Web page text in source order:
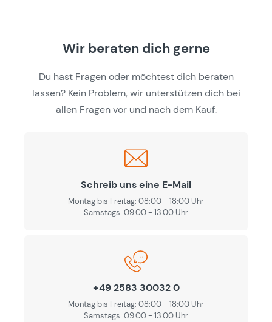
Wir beraten dich gerne
Du hast Fragen oder möchtest dich beraten
lassen? Kein Problem, wir unterstützen dich bei
allen Fragen vor und nach dem Kauf.
Schreib uns eine E-Mail
Montag bis Freitag: 08:00 - 18:00 Uhr
Samstags: 09.00 - 13.00 Uhr
+49 2583 30032 0
Montag bis Freitag: 08:00 - 18:00 Uhr
Samstags: 09.00 - 13.00 Uhr